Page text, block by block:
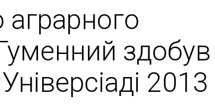
аграрного
здобув
2013